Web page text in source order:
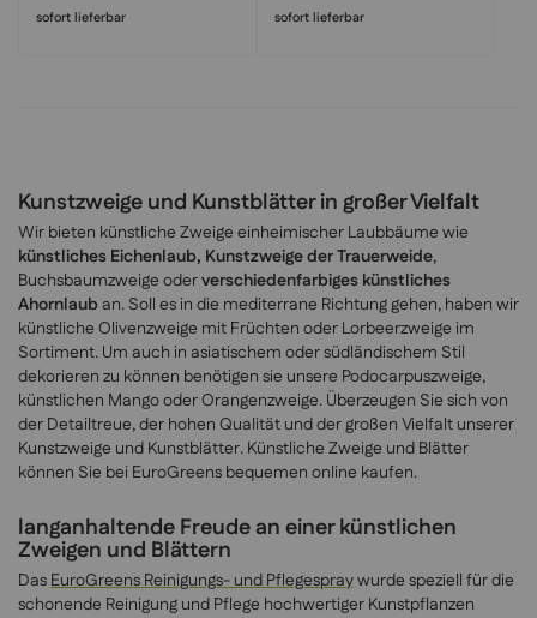
sofort lieferbar sofort lieferbar
Kunstzweige und Kunstblätter in großer Vielfalt
Wir bieten künstliche Zweige einheimischer Laubbäume wie
künstliches Eichenlaub, Kunstzweige der Trauerweide,
Buchsbaumzweige oderverschiedenfarbiges künstliches
Ahornlauban. Soll es in die mediterrane Richtung gehen, haben wir
künstliche Olivenzweige mit Früchten oder Lorbeerzweige im
Sortiment. Um auch in asiatischem oder südländischem Stil
dekorieren zu können benötigen sie unsere Podocarpuszweige,
künstlichen Mango oder Orangenzweige. Überzeugen Sie sich von
der Detailtreue, der hohen Qualität und der großen Vielfalt unserer
Kunstzweige und Kunstblätter. Künstliche Zweige und Blätter
können Sie bei EuroGreens bequemen online kaufen.
langanhaltende Freude an einer künstlichen
Zweigen und Blättern
DasEuroGreens Reinigungs- und Pflegespraywurde speziell für die
schonende Reinigung und Pflege hochwertiger Kunstpflanzen